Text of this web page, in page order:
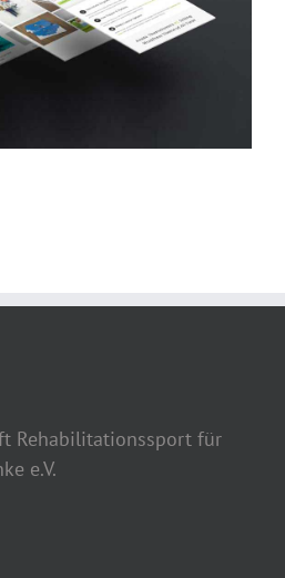
Rehabilitationssport für
e.V.